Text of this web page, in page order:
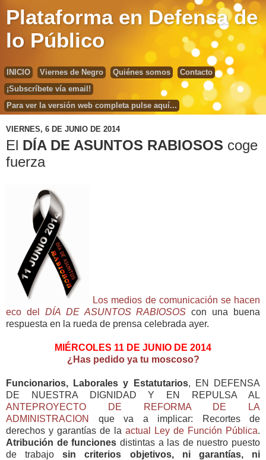
Plataforma en Defensa de
lo Público
INICIO Viernes de Negro Quiénes somos
Contacto
¡Subscríbete vía email!
Para ver la versión web completa pulse aquí...
VIERNES, 6 DE JUNIO DE 2014
El DÍA DE ASUNTOS RABIOSOS coge
fuerza
Los medios de comunicación se hacen
eco del DÍA DE ASUNTOS RABIOSOS con una buena
respuesta en la rueda de prensa celebrada ayer.
MIÉRCOLES 11 DE JUNIO DE 2014
¿Has pedido ya tu moscoso?
Funcionarios, Laborales y Estatutarios, EN DEFENSA
DE NUESTRA DIGNIDAD Y EN REPULSA AL
ANTEPROYECTO DE REFORMA DE LA
ADMINISTRACION
que va a implicar: Recortes de
derechos y garantías de la actual Ley de Función Pública.
Atribución de funciones distintas a las de nuestro puesto
de trabajosin criterios objetivos, ni garantías, ni